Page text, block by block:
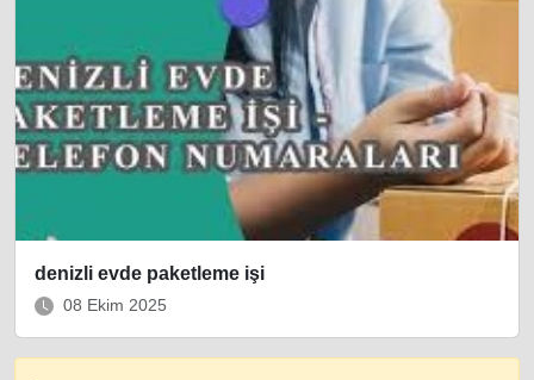
denizli evde paketleme işi
08 Ekim 2025